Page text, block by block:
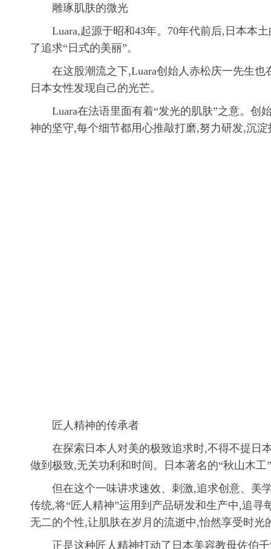
雕琢肌肤的微光
Luara,起源于昭和43年。70年代前后,日本本
了追求“日式的美丽”。
在这股潮流之下,Luara创始人赤松庆一先生
日本女性发现自己的光芒。
Luara在法语里面有着“发光的肌肤”之意。
神的坚守,每个细节都用心推敲打磨,努力研发,沉
匠人精神的传承者
在探索日本人对美的极致追求时,不得不提日
做到极致,无关功利和时间。日本著名的“秋山木
但在这个一味讲求速效、刺激,追求创意、美
传统,将“匠人精神”运用到产品研发和生产中,追
无二的个性,让肌肤在岁月的流逝中,怡然享受时光
正是这种匠人精神打动了日本美容教母佐伯